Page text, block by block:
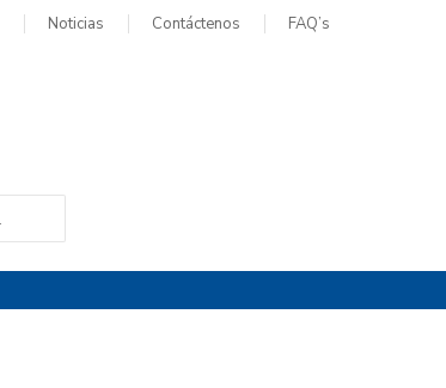
Noticias Contáctenos FAQ’s